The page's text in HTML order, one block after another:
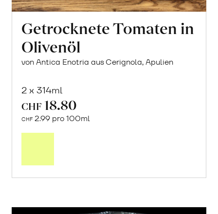
Getrocknete Tomaten in
Olivenöl
von Antica Enotria aus Cerignola, Apulien
2 x 314ml
CHF 18.80
CHF 2.99 pro 100ml